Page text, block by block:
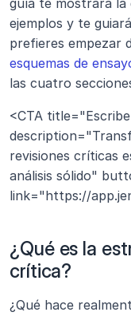
guía te mostrará
ejemplos y te
prefieres empezar
esquemas de
las cuatro
<CTA
revisiones críticas
análisis sólido"
link="https://
¿Qué es la
crítica?
¿Qué hace